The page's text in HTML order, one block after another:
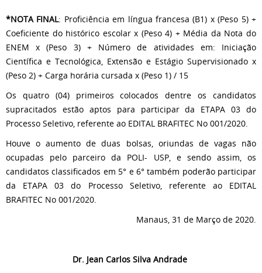
*NOTA FINAL: Proficiência em língua francesa (B1) x (Peso 5) +
Coeficiente do histórico escolar x (Peso 4) + Média da Nota do
ENEM x (Peso 3) + Número de atividades em: Iniciação
Científica e Tecnológica, Extensão e Estágio Supervisionado x
(Peso 2) + Carga horária cursada x (Peso 1) / 15
Os quatro (04) primeiros colocados dentre os candidatos
supracitados estão aptos para participar da ETAPA 03 do
Processo Seletivo, referente ao EDITAL BRAFITEC No 001/2020.
Houve o aumento de duas bolsas, oriundas de vagas não
ocupadas pelo parceiro da POLI- USP, e sendo assim, os
candidatos classificados em 5° e 6° também poderão participar
da ETAPA 03 do Processo Seletivo, referente ao EDITAL
BRAFITEC No 001/2020.
Manaus, 31 de Março de 2020.
Dr. Jean Carlos Silva Andrade